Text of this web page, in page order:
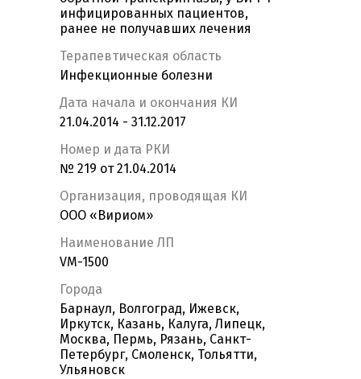
инфицированных пациентов,
ранее не получавших лечения
Терапевтическая область
Инфекционные болезни
Дата начала и окончания КИ
21.04.2014 - 31.12.2017
Номер и дата РКИ
№ 219 от 21.04.2014
Организация, проводящая КИ
ООО «Вириом»
Наименование ЛП
VM-1500
Города
Барнаул, Волгоград, Ижевск,
Иркутск, Казань, Калуга, Липецк,
Москва, Пермь, Рязань, Санкт-
Петербург, Смоленск, Тольятти,
Ульяновск